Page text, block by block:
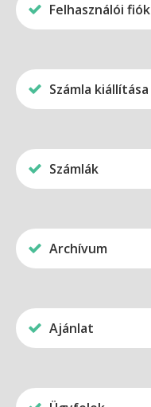
Felhasználói fiók
Számla kiállítása
Számlák
Archívum
Ajánlat